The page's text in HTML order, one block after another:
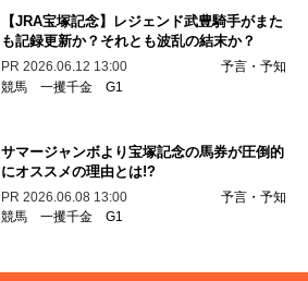
【JRA宝塚記念】レジェンド武豊騎手がまた
も記録更新か？それとも波乱の結末か？
PR 2026.06.12 13:00
予言・予知
競馬 一攫千金 G1
サマージャンボより宝塚記念の馬券が圧倒的
にオススメの理由とは!?
PR 2026.06.08 13:00
予言・予知
競馬 一攫千金 G1